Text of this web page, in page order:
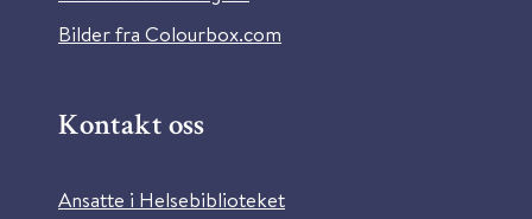
Bilder fra Colourbox.com
Kontakt oss
Ansatte i Helsebiblioteket